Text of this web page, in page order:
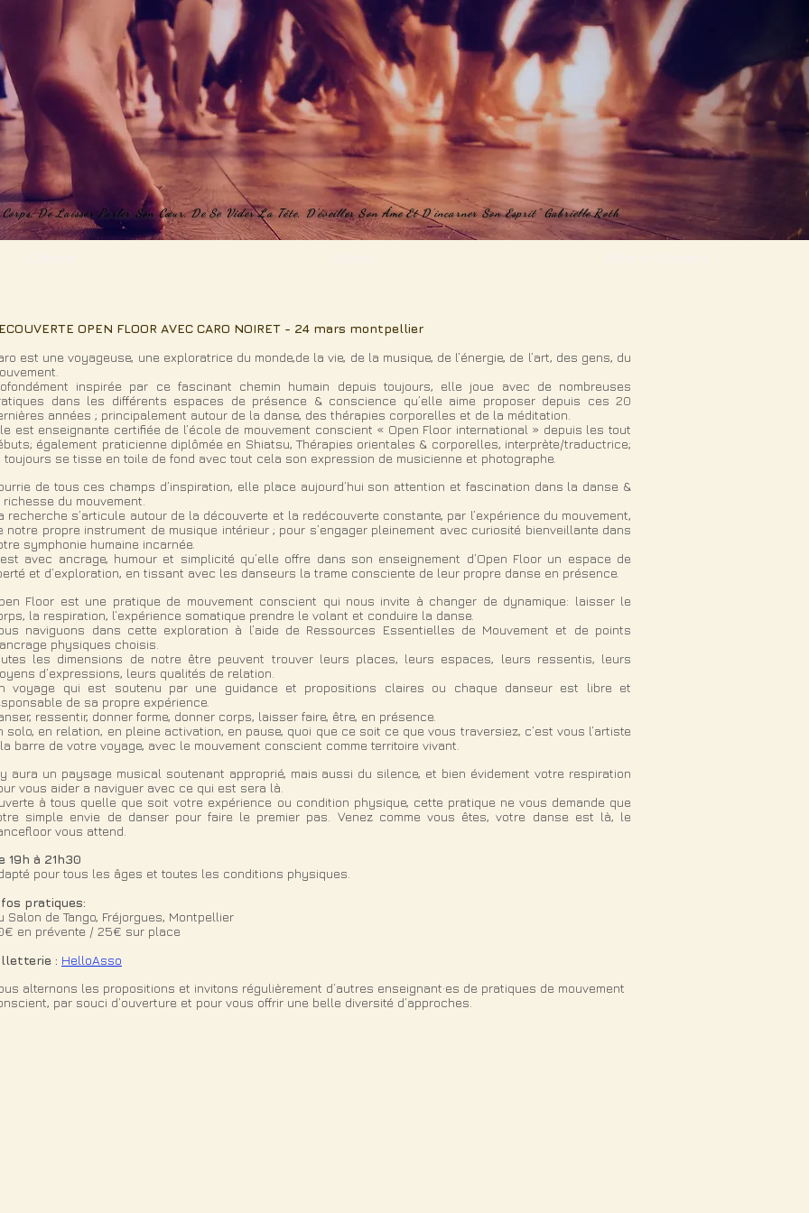
De Laisser Parler Son Cœur, De Se Vider La Tête, D'éveiller Son Âme Et D'incarner Son Esprit" Gabrielle Roth
De Laisser Parler Son Cœur, De Se Vider La Tête, D'éveiller Son Âme Et D'incarner Son Esprit" Gabrielle Roth
OPEN FLOOR AVEC CARO NOIRET - 24 mars montpellier
est une voyageuse, une exploratrice du monde,de la vie, de la musique, de l’énergie, de l’art, des gens, du
inspirée par ce fascinant chemin humain depuis toujours, elle joue avec de nombreuses
dans les différents espaces de présence & conscience qu’elle aime proposer depuis ces 20
années ; principalement autour de la danse, des thérapies corporelles et de la méditation.
est enseignante certifiée de l’école de mouvement conscient « Open Floor international » depuis les tout
également praticienne diplômée en Shiatsu, Thérapies orientales & corporelles, interprète/traductrice;
toujours se tisse en toile de fond avec tout cela son expression de musicienne et photographe.
de tous ces champs d’inspiration, elle place aujourd’hui son attention et fascination dans la danse &
richesse du mouvement.
recherche s’articule autour de la découverte et la redécouverte constante, par l’expérience du mouvement,
notre propre instrument de musique intérieur ; pour s’engager pleinement avec curiosité bienveillante dans
symphonie humaine incarnée.
avec ancrage, humour et simplicité qu’elle offre dans son enseignement d’Open Floor un espace de
et d’exploration, en tissant avec les danseurs la trame consciente de leur propre danse en présence.
Floor est une pratique de mouvement conscient qui nous invite à changer de dynamique: laisser le
la respiration, l’expérience somatique prendre le volant et conduire la danse.
naviguons dans cette exploration à l’aide de Ressources Essentielles de Mouvement et de points
physiques choisis.
les dimensions de notre être peuvent trouver leurs places, leurs espaces, leurs ressentis, leurs
d’expressions, leurs qualités de relation.
voyage qui est soutenu par une guidance et propositions claires ou chaque danseur est libre et
de sa propre expérience.
ressentir, donner forme, donner corps, laisser faire, être, en présence.
solo, en relation, en pleine activation, en pause, quoi que ce soit ce que vous traversiez, c’est vous l’artiste
barre de votre voyage, avec le mouvement conscient comme territoire vivant.
aura un paysage musical soutenant approprié, mais aussi du silence, et bien évidement votre respiration
vous aider a naviguer avec ce qui est sera là.
à tous quelle que soit votre expérience ou condition physique, cette pratique ne vous demande que
simple envie de danser pour faire le premier pas. Venez comme vous êtes, votre danse est là, le
vous attend.
19h à 21h30
pour tous les âges et toutes les conditions physiques.
pratiques:
Salon de Tango, Fréjorgues, Montpellier
en prévente / 25€ sur place
: HelloAsso
alternons les propositions et invitons régulièrement d’autres enseignant·es de pratiques de mouvement
par souci d’ouverture et pour vous offrir une belle diversité d’approches.